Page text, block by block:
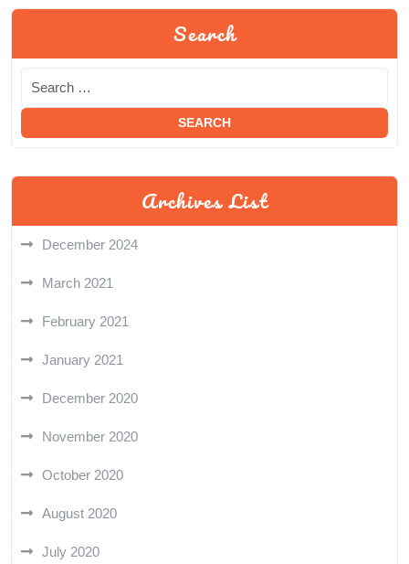
Search
Archives List
December 2024
March 2021
February 2021
January 2021
December 2020
November 2020
October 2020
August 2020
July 2020